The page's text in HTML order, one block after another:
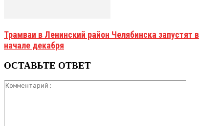
Трамваи в Ленинский район Челябинска запустят в
начале декабря
ОСТАВЬТЕ ОТВЕТ